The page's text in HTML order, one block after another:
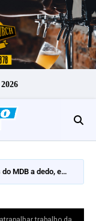
MDB a dedo, e